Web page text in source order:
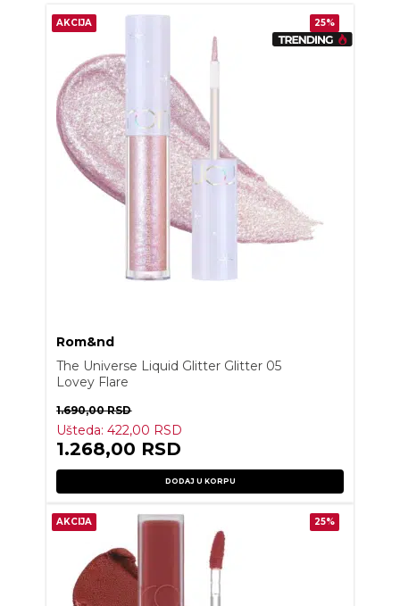
AKCIJA 25%
Rom&nd
The Universe Liquid Glitter Glitter 05
Lovey Flare
1.690,00RSD
Ušteda:422,00 RSD
1.268,00 RSD
DODAJ U KORPU
AKCIJA 25%